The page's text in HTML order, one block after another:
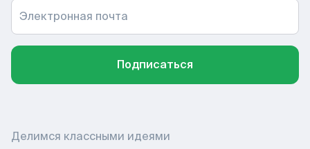
Электронная почта
Подписаться
Делимся классными идеями